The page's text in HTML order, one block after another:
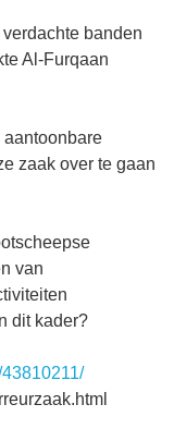
banden
Al-Furqaan
zaak over te gaan
van
dit kader?